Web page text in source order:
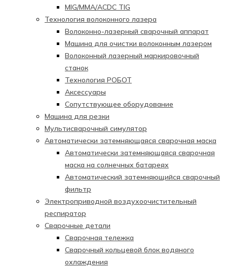
MIG/MMA/ACDC TIG
Технология волоконного лазера
Волоконно-лазерный сварочный аппарат
Машина для очистки волоконным лазером
Волоконный лазерный маркировочный
станок
Технология РОБОТ
Аксессуары
Сопутствующее оборудование
Машина для резки
Мультисварочный симулятор
Автоматически затемняющаяся сварочная маска
Автоматически затемняющаяся сварочная
маска на солнечных батареях
Автоматический затемняющийся сварочный
фильтр
Электроприводной воздухоочистительный
респиратор
Сварочные детали
Сварочная тележка
Сварочный кольцевой блок водяного
охлаждения